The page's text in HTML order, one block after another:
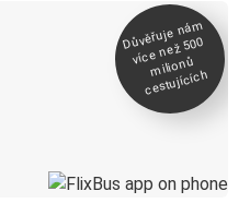
Důvěřuje ná
m
více než 500
milionů
cestujících